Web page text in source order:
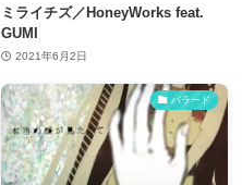
ミライチズ／HoneyWorks feat.
GUMI
2021年6月2日
バラード